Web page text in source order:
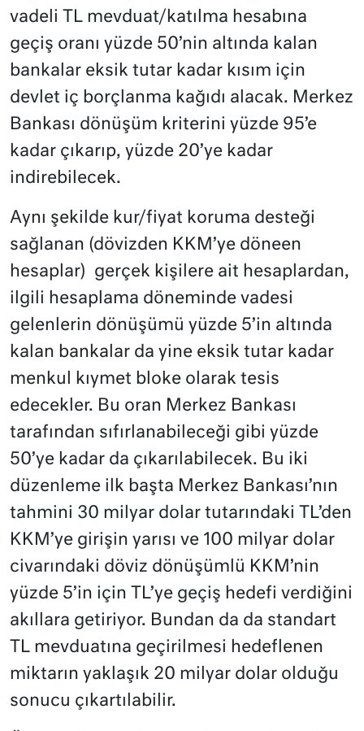
vadeli TL mevduat/katılma hesabına
geçiş oranı yüzde 50’nin altında kalan
bankalar eksik tutar kadar kısım için
devlet iç borçlanma kağıdı alacak. Merkez
Bankası dönüşüm kriterini yüzde 95’e
kadar çıkarıp, yüzde 20’ye kadar
indirebilecek.
Aynı şekilde kur/fiyat koruma desteği
sağlanan (dövizden KKM’ye döneen
hesaplar) gerçek kişilere ait hesaplardan,
ilgili hesaplama döneminde vadesi
gelenlerin dönüşümü yüzde 5’in altında
kalan bankalar da yine eksik tutar kadar
menkul kıymet bloke olarak tesis
edecekler. Bu oran Merkez Bankası
tarafından sıfırlanabileceği gibi yüzde
50’ye kadar da çıkarılabilecek. Bu iki
düzenleme ilk başta Merkez Bankası’nın
tahmini 30 milyar dolar tutarındaki TL’den
KKM’ye girişin yarısı ve 100 milyar dolar
civarındaki döviz dönüşümlü KKM’nin
yüzde 5’in için TL’ye geçiş hedefi verdiğini
akıllara getiriyor. Bundan da da standart
TL mevduatına geçirilmesi hedeflenen
miktarın yaklaşık 20 milyar dolar olduğu
sonucu çıkartılabilir.